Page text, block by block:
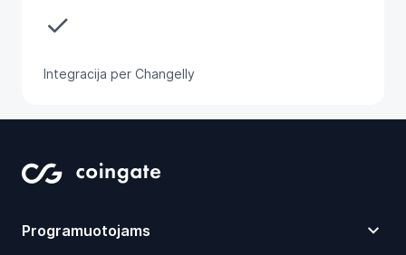
done
Integracija per Changelly
Programuotojams